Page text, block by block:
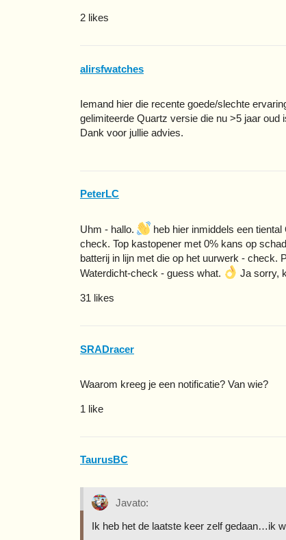
2 likes
alirsfwatches
Iemand hier die recente goede/slechte
gelimiteerde Quartz versie die nu >5 jaar
Dank voor jullie advies.
PeterLC
Uhm - hallo.
heb hier inmiddels een
check. Top kastopener met 0% kans op
batterij in lijn met die op het uurwerk - check.
Waterdicht-check - guess what.
Ja sorry,
31 likes
SRADracer
Waarom kreeg je een notificatie? Van wie?
1 like
TaurusBC
Javato:
Ik heb het de laatste keer zelf gedaan…ik